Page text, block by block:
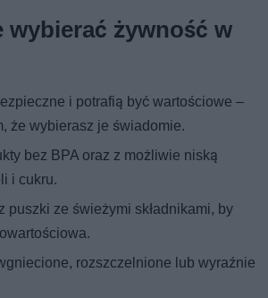
wybierać żywność w
i potrafią być wartościowe –
że wybierasz je świadomie.
bez BPA oraz z możliwie niską
i cukru.
puszki ze świeżymi składnikami, by
rozszczelnione lub wyraźnie